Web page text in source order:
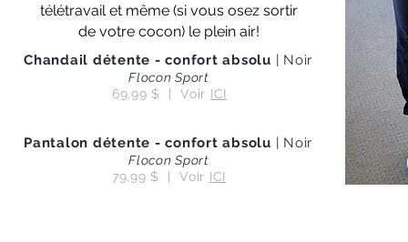
Chandail détente - confort absolu | Noir​
69,99 $ | Voir ICI
Flocon Sport
Pantalon détente - confort absolu | Noir​
79,99 $ | Voir ICI
Flocon Sport
télétravail et même (si vous osez sortir
de votre cocon) le plein air!